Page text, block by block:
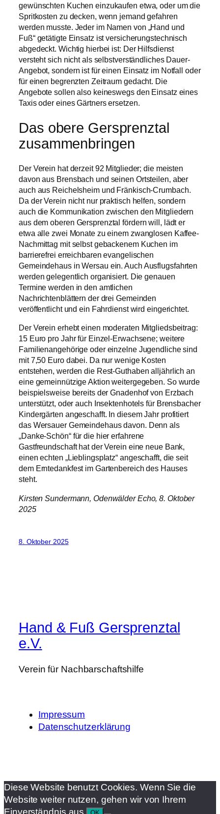
gewünschten Kuchen einzukaufen etwa, oder um die
Spritkosten zu decken, wenn jemand gefahren
werden musste. Jeder im Namen von „Hand und
Fuß“ getätigte Einsatz ist versicherungstechnisch
abgedeckt. Wichtig hierbei ist: Der Hilfsdienst
versteht sich nicht als selbstverständliches Dauer-
Angebot, sondern ist für einen Einsatz im Notfall oder
für einen begrenzten Zeitraum gedacht. Die
Angebote sollen also keineswegs den Einsatz eines
Taxis oder eines Gärtners ersetzen.
Das obere Gersprenztal
zusammenbringen
Der Verein hat derzeit 92 Mitglieder; die meisten
davon aus Brensbach und seinen Ortsteilen, aber
auch aus Reichelsheim und Fränkisch-Crumbach.
Da der Verein nicht nur praktisch helfen, sondern
auch die Kommunikation zwischen den Mitgliedern
aus dem oberen Gersprenztal fördern will, lädt er
etwa alle zwei Monate zu einem zwanglosen Kaffee-
Nachmittag mit selbst gebackenem Kuchen im
barrierefrei erreichbaren evangelischen
Gemeindehaus in Wersau ein. Auch Ausflugsfahrten
werden gelegentlich organisiert. Die genauen
Termine werden in den amtlichen
Nachrichtenblättern der drei Gemeinden
veröffentlicht und ein Fahrdienst wird eingerichtet.
Der Verein erhebt einen moderaten Mitgliedsbeitrag:
15 Euro pro Jahr für Einzel-Erwachsene; weitere
Familienangehörige oder einzelne Jugendliche sind
mit 7,50 Euro dabei. Da nur wenige Kosten
entstehen, werden die Rest-Guthaben alljährlich an
eine gemeinnützige Aktion weitergegeben. So wurde
beispielsweise bereits der Gnadenhof von Erzbach
unterstützt, oder auch Insektenhotels für Brensbacher
Kindergärten angeschafft. In diesem Jahr profitiert
das Wersauer Gemeindehaus davon. Denn als
„Danke-Schön“ für die hier erfahrene
Gastfreundschaft hat der Verein eine neue Bank,
einen echten „Lieblingsplatz“ angeschafft, die seit
dem Erntedankfest im Gartenbereich des Hauses
steht.
Kirsten Sundermann, Odenwälder Echo, 8. Oktober
2025
8. Oktober 2025
Hand & Fuß Gersprenztal
e.V.
Verein für Nachbarschaftshilfe
Impressum
Datenschutzerklärung
Diese Website benutzt Cookies. Wenn Sie die
Website weiter nutzen, gehen wir von Ihrem
Einverständnis aus.